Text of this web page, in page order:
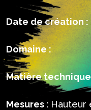
Date de création :
Domaine :
Matière
Mesures : Hauteur